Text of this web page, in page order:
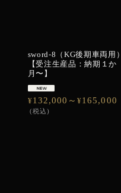
sword-8（KG後期車両用）
【受注生産品：納期１か
月〜】
¥132,000～¥165,000
(税込)